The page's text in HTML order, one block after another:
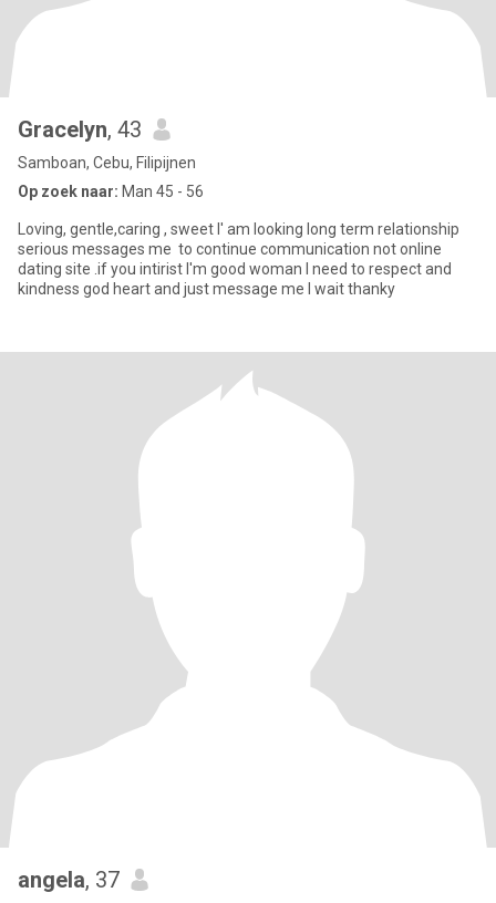
Gracelyn, 43
Samboan, Cebu, Filipijnen
Op zoek naar: Man 45 - 56
Loving, gentle,caring , sweet I' am looking long term relationship
serious messages me to continue communication not online
dating site .if you intirist I'm good woman I need to respect and
kindness god heart and just message me I wait thanky
angela, 37